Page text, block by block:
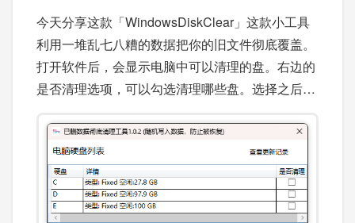
今天分享这款「WindowsDiskClear」这款小工具
利用一堆乱七八糟的数据把你的旧文件彻底覆盖。
打开软件后，会显示电脑中可以清理的盘。右边的
是否清理选项，可以勾选清理哪些盘。选择之后，